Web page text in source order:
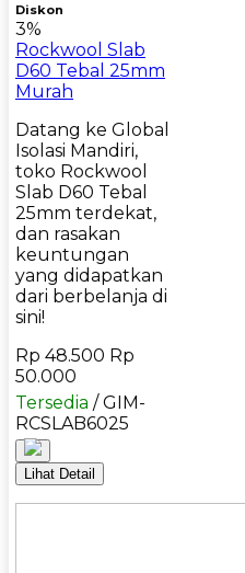
Diskon
3%
Rockwool Slab
D60 Tebal 25mm
Murah
Datang ke Global
Isolasi Mandiri,
toko Rockwool
Slab D60 Tebal
25mm terdekat,
dan rasakan
keuntungan
yang didapatkan
dari berbelanja di
sini!
Rp 48.500 Rp
50.000
Tersedia / GIM-
RCSLAB6025
Lihat Detail